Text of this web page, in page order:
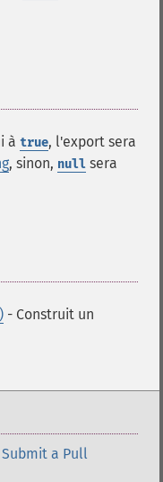
à true, l'export sera
, sinon, null sera
- Construit un
Submit a Pull